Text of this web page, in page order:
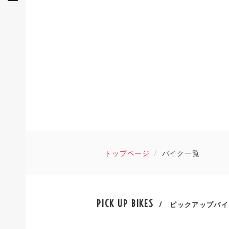
トップページ バイク一覧
PICK UP BIKES / ピックアップバ